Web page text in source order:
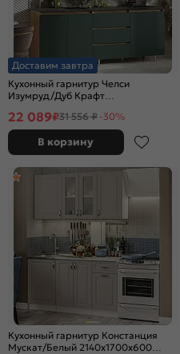
Доставим завтра
Кухонный гарнитур Челси
Изумруд/Дуб Крафт
22 089₽31 556 ₽ -30%
В корзину
Кухонный гарнитур Констанция
Мускат/Белый 2140x1700x600